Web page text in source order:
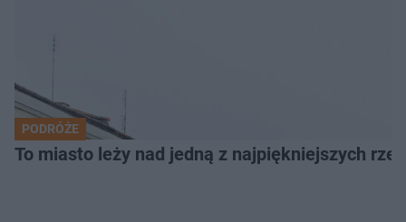
PODRÓŻE
To miasto leży nad jedną z najpiękniejszych